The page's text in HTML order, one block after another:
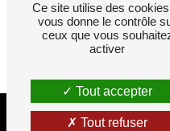
Ce site utilise des
vous donne le contrôle
ceux que vous
activer
Tout accepter
Tout refuser